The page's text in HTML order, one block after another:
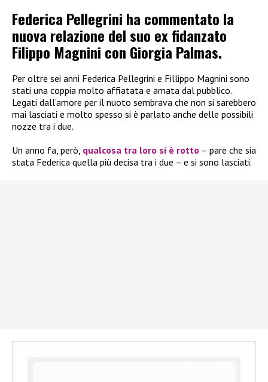
Federica Pellegrini ha commentato la
nuova relazione del suo ex fidanzato
Filippo Magnini con Giorgia Palmas.
Per oltre sei anni Federica Pellegrini e Fillippo Magnini sono
stati una coppia molto affiatata e amata dal pubblico.
Legati dall’amore per il nuoto sembrava che non si sarebbero
mai lasciati e molto spesso si è parlato anche delle possibili
nozze tra i due.
Un anno fa, però, qualcosa tra loro si è rotto – pare che sia
stata Federica quella più decisa tra i due – e si sono lasciati.